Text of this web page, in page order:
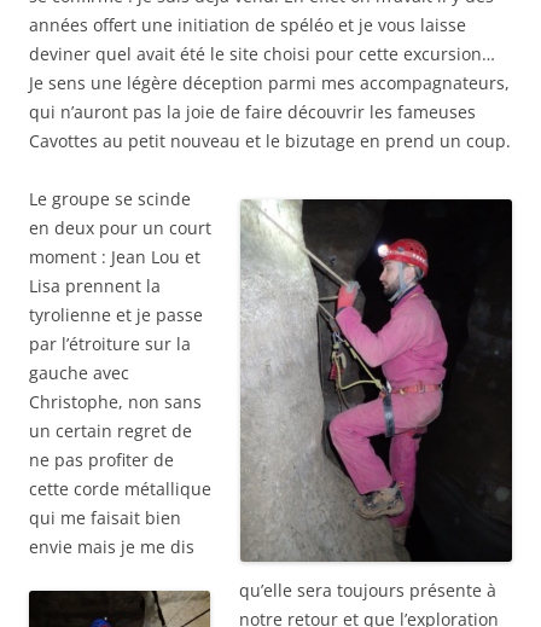
années offert une initiation de spéléo et je vous laisse
deviner quel avait été le site choisi pour cette excursion…
Je sens une légère déception parmi mes accompagnateurs,
qui n’auront pas la joie de faire découvrir les fameuses
Cavottes au petit nouveau et le bizutage en prend un coup.
Le groupe se scinde
en deux pour un court
moment : Jean Lou et
Lisa prennent la
tyrolienne et je passe
par l’étroiture sur la
gauche avec
Christophe, non sans
un certain regret de
ne pas profiter de
cette corde métallique
qui me faisait bien
envie mais je me dis
qu’elle sera toujours présente à
notre retour et que l’exploration